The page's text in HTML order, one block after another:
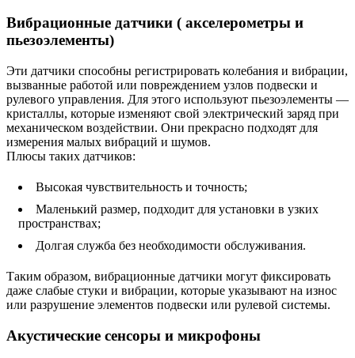
Вибрационные датчики ( акселерометры и
пьезоэлементы)
Эти датчики способны регистрировать колебания и вибрации,
вызванные работой или повреждением узлов подвески и
рулевого управления. Для этого используют пьезоэлементы —
кристаллы, которые изменяют свой электрический заряд при
механическом воздействии. Они прекрасно подходят для
измерения малых вибраций и шумов.
Плюсы таких датчиков:
Высокая чувствительность и точность;
Маленький размер, подходит для установки в узких
пространствах;
Долгая служба без необходимости обслуживания.
Таким образом, вибрационные датчики могут фиксировать
даже слабые стуки и вибрации, которые указывают на износ
или разрушение элементов подвески или рулевой системы.
Акустические сенсоры и микрофоны